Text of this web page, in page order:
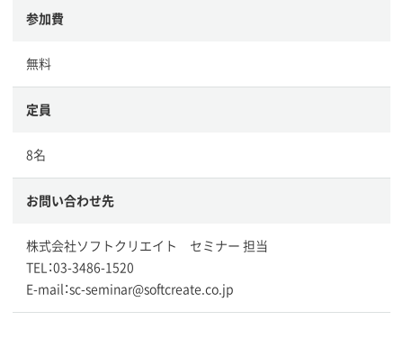
参加費
無料
定員
8名
お問い合わせ先
株式会社ソフトクリエイト セミナー 担当
TEL：03-3486-1520
E-mail：sc-seminar@softcreate.co.jp